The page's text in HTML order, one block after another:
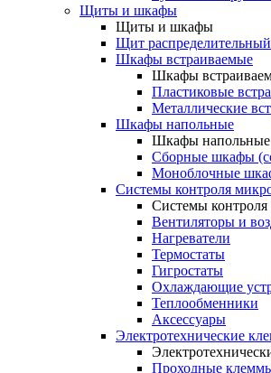
Щиты и шкафы
Щиты и шкафы
Щит
Шкафы встраиваемые
Шкафы
Пластиковые
Металлические
Шкафы напольные
Шкафы напольные
Сборные шкафы
Моноблочные
Системы контроля
Системы
Вентиляторы и
Нагреватели
Термостаты
Гигростаты
Охлаждающие
Теплообменники
Аксессуары
Электротехнические
Проходные